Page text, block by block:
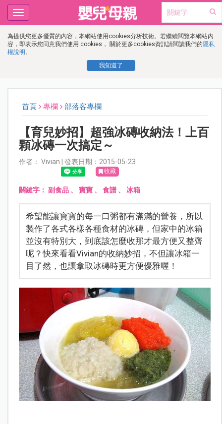
為提供您更多優質的內容，本網站使用cookies分析技術。若繼續閱覽本網站內
容，即表示您同意我們使用 cookies， 關於更多cookies資訊請閱讀我們的隱私
權說明 。
我知道了
Toggle
navigation
首頁 專欄 部落客專欄
【育兒妙招】超強冰磚收納法！上百
顆冰磚一次搞定～
作者： Vivian | 發表日期：2015-05-23
收藏
關鍵字： 副食品、 寶寶、 食譜、 冰箱
希望能讓寶寶的每一口粥都有滿滿的營養，所以
製作了各式各樣各種食材的冰磚，但家中的冰箱
並沒有特別大，到底該怎麼收那才最方便又整齊
呢？快來看看Vivian的收納妙招，不但讓冰箱一
目了然，也讓拿取冰磚時更方便優雅喔！